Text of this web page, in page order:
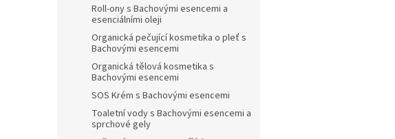
Roll-ony s Bachovými esencemi a
esenciálními oleji
Organická pečující kosmetika o pleť s
Bachovými esencemi
Organická tělová kosmetika s
Bachovými esencemi
SOS Krém s Bachovými esencemi
Toaletní vody s Bachovými esencemi a
sprchové gely